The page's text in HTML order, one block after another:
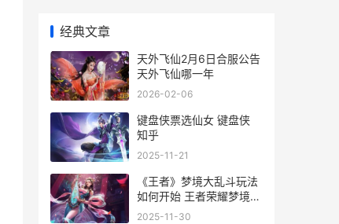
经典文章
天外飞仙2月6日合服公告
天外飞仙哪一年
2026-02-06
键盘侠票选仙女 键盘侠
知乎
2025-11-21
《王者》梦境大乱斗玩法
如何开始 王者荣耀梦境什
么时候再次开启
2025-11-30